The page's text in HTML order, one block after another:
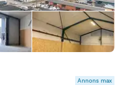
Annons max